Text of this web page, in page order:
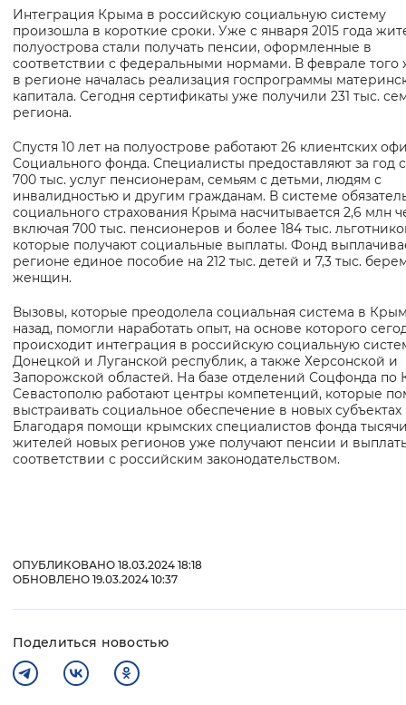
Включены Выключены
Звуковой ассистент
Воспроизвести Остановить
Вернуть стандартные настройки
Интеграция Крыма в российскую социальную систему
произошла в короткие сроки. Уже с января 2015 года
полуострова стали получать пенсии, оформленные в
соответствии с федеральными нормами. В феврале того
в регионе началась реализация госпрограммы
капитала. Сегодня сертификаты уже получили 231 тыс.
региона.
Спустя 10 лет на полуострове работают 26 клиентских
Социального фонда. Специалисты предоставляют за год
700 тыс. услуг пенсионерам, семьям с детьми, людям с
инвалидностью и другим гражданам. В системе
социального страхования Крыма насчитывается 2,6 млн
включая 700 тыс. пенсионеров и более 184 тыс.
которые получают социальные выплаты. Фонд
регионе единое пособие на 212 тыс. детей и 7,3 тыс.
женщин.
Вызовы, которые преодолела социальная система в
назад, помогли наработать опыт, на основе которого
происходит интеграция в российскую социальную
Донецкой и Луганской республик, а также Херсонской и
Запорожской областей. На базе отделений Соцфонда по
Севастополю работают центры компетенций, которые
выстраивать социальное обеспечение в новых
Благодаря помощи крымских специалистов фонда
жителей новых регионов уже получают пенсии и
соответствии с российским законодательством.
ОПУБЛИКОВАНО 18.03.2024 18:18
ОБНОВЛЕНО 19.03.2024 10:37
Поделиться новостью